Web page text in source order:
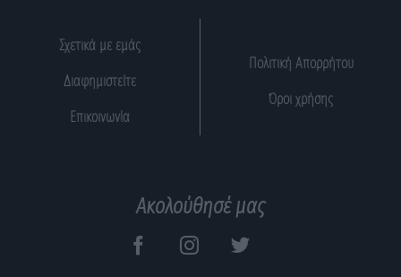
Σχετικά με εμάς
Διαφημιστείτε
Επικοινωνία
Πολιτική Απορρήτου
Όροι χρήσης
Ακολούθησέ μας